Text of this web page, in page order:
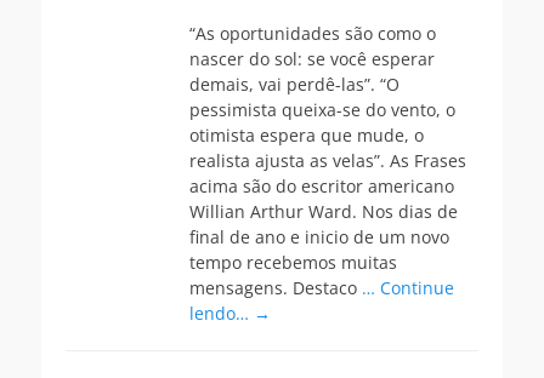
“As oportunidades são como o
nascer do sol: se você esperar
demais, vai perdê-las”. “O
pessimista queixa-se do vento, o
otimista espera que mude, o
realista ajusta as velas”. As Frases
acima são do escritor americano
Willian Arthur Ward. Nos dias de
final de ano e inicio de um novo
tempo recebemos muitas
mensagens. Destaco … Continue
lendo… →